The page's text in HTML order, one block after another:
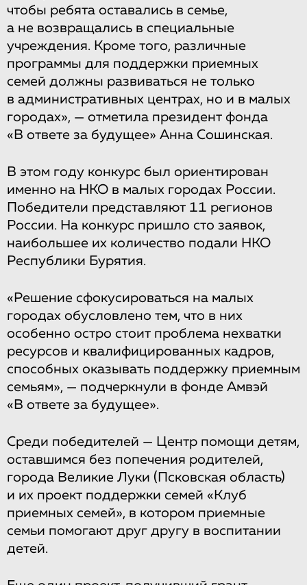
чтобы ребята оставались в семье,
а не возвращались в специальные
учреждения. Кроме того, различные
программы для поддержки приемных
семей должны развиваться не только
в административных центрах, но и в малых
городах», — отметила президент фонда
«В ответе за будущее» Анна Сошинская.
В этом году конкурс был ориентирован
именно на НКО в малых городах России.
Победители представляют 11 регионов
России. На конкурс пришло сто заявок,
наибольшее их количество подали НКО
Республики Бурятия.
«Решение сфокусироваться на малых
городах обусловлено тем, что в них
особенно остро стоит проблема нехватки
ресурсов и квалифицированных кадров,
способных оказывать поддержку приемным
семьям», — подчеркнули в фонде Амвэй
«В ответе за будущее».
Среди победителей — Центр помощи детям,
оставшимся без попечения родителей,
города Великие Луки (Псковская область)
и их проект поддержки семей «Клуб
приемных семей», в котором приемные
семьи помогают друг другу в воспитании
детей.